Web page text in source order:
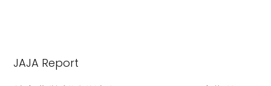
JAJA Report